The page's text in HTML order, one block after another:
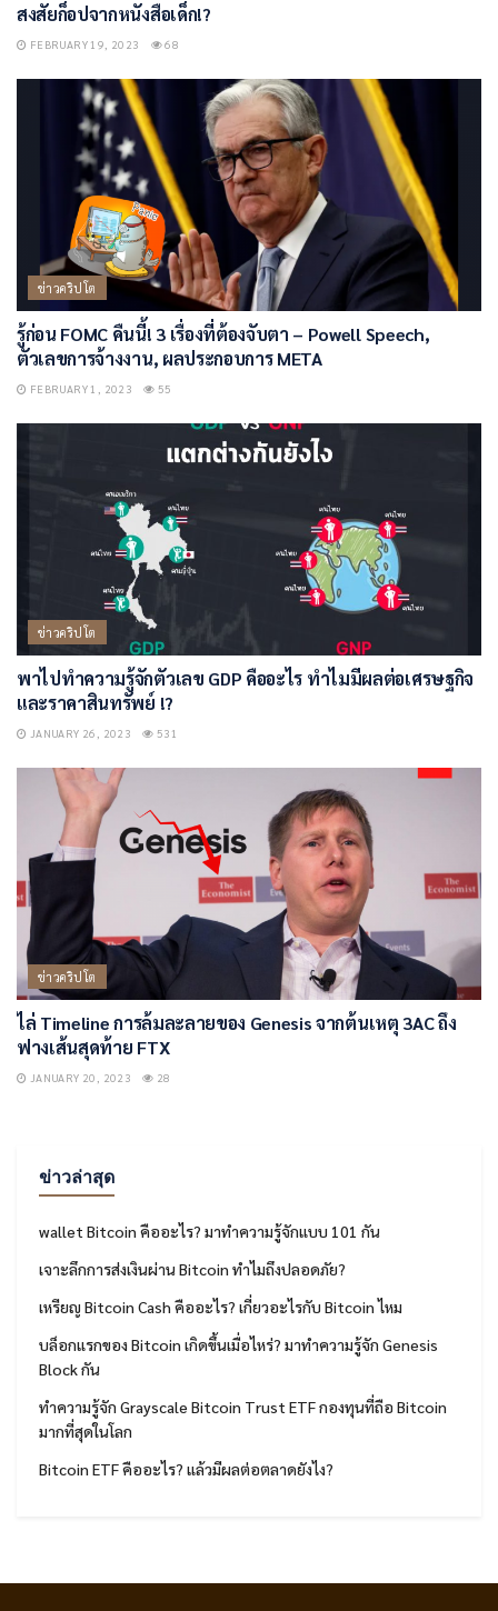
สงสัยก็อปจากหนังสือเด็ก!?
FEBRUARY 19, 2023 68
ข่าวคริปโต
รู้ก่อน FOMC คืนนี้! 3 เรื่องที่ต้องจับตา – Powell Speech,
ตัวเลขการจ้างงาน, ผลประกอบการ META
FEBRUARY 1, 2023 55
ข่าวคริปโต
พาไปทำความรู้จักตัวเลข GDP คืออะไร ทำไมมีผลต่อเศรษฐกิจ
และราคาสินทรัพย์ !?
JANUARY 26, 2023 531
ข่าวคริปโต
ไล่ Timeline การล้มละลายของ Genesis จากต้นเหตุ 3AC ถึง
ฟางเส้นสุดท้าย FTX
JANUARY 20, 2023 28
ข่าวล่าสุด
wallet Bitcoin คืออะไร? มาทำความรู้จักแบบ 101 กัน
เจาะลึกการส่งเงินผ่าน Bitcoin ทำไมถึงปลอดภัย?
เหรียญ Bitcoin Cash คืออะไร? เกี่ยวอะไรกับ Bitcoin ไหม
บล็อกแรกของ Bitcoin เกิดขึ้นเมื่อไหร่? มาทำความรู้จัก Genesis
Block กัน
ทำความรู้จัก Grayscale Bitcoin Trust ETF กองทุนที่ถือ Bitcoin
มากที่สุดในโลก
Bitcoin ETF คืออะไร? แล้วมีผลต่อตลาดยังไง?